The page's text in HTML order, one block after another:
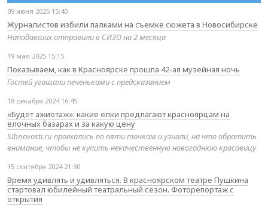
09 июня 2025 15:40
Журналистов избили палками на съемке сюжета в Новосибирске
Нападавших отправили в СИЗО на 2 месяца
19 мая 2025 15:15
Показываем, как в Красноярске прошла 42-ая музейная ночь
Гостей угощали печеньками с предсказанием
18 декабря 2024 16:45
«Будет ажиотаж»: какие елки предлагают красноярцам на
елочных базарах и за какую цену
Sibnovosti.ru проехались по пяти точкам и узнали, на что обратить
внимание, чтобы не купить некачественную новогоднюю красавицу
15 сентября 2024 21:30
Время удивлять и удивляться. В красноярском театре Пушкина
стартовал юбилейный театральный сезон. Фоторепортаж с
открытия